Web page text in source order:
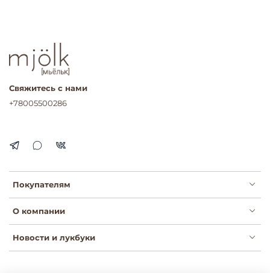
Покупателям
О компании
Новости и лукбуки
Свяжитесь с нами
+78005500286